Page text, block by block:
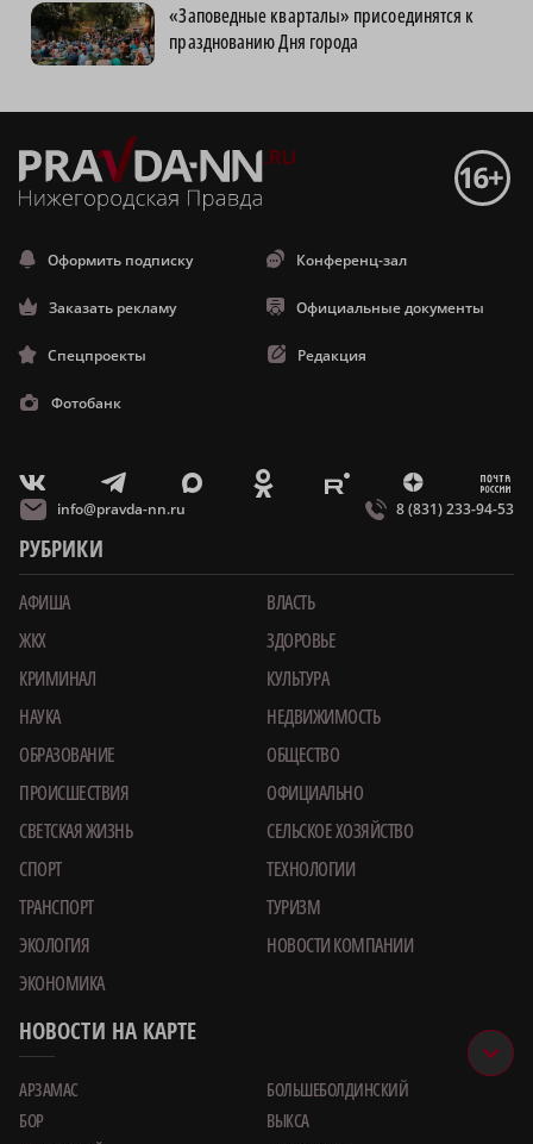
«Заповедные кварталы» присоединятся к
празднованию Дня города
Оформить подписку Конференц-зал
Заказать рекламу Официальные документы
Спецпроекты Редакция
Фотобанк
V T X O E Z m
info@pravda-nn.ru 8 (831) 233-94-53
РУБРИКИ
АФИША
ВЛАСТЬ
ЖКХ
ЗДОРОВЬЕ
КРИМИНАЛ
КУЛЬТУРА
НАУКА
НЕДВИЖИМОСТЬ
ОБРАЗОВАНИЕ
ОБЩЕСТВО
ПРОИСШЕСТВИЯ
ОФИЦИАЛЬНО
СВЕТСКАЯ ЖИЗНЬ
СЕЛЬСКОЕ ХОЗЯЙСТВО
СПОРТ
ТЕХНОЛОГИИ
ТРАНСПОРТ
ТУРИЗМ
ЭКОЛОГИЯ
НОВОСТИ КОМПАНИИ
ЭКОНОМИКА
НОВОСТИ НА КАРТЕ
АРЗАМАС
БОЛЬШЕБОЛДИНСКИЙ
БОР
ВЫКСА